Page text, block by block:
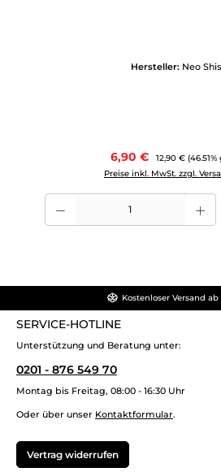
Hersteller: Neo
Verkaufspreis:
6,90 € Regulärer Preis:
12,90 €
Preise inkl. MwSt. zzgl.
Produkt Anzahl: Gib den
Kostenloser Versand
SERVICE-HOTLINE
Unterstützung und Beratung unter:
0201 - 876 549 70
Montag bis Freitag, 08:00 - 16:30 Uhr
Oder über unser Kontaktformular.
Vertrag widerrufen